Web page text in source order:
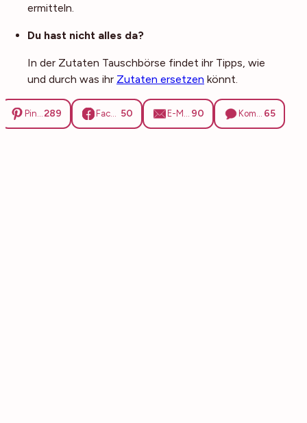
ermitteln.
Du hast nicht alles da?
In der Zutaten Tauschbörse findet ihr Tipps, wie
und durch was ihr Zutaten ersetzen könnt.
289 50 90 65